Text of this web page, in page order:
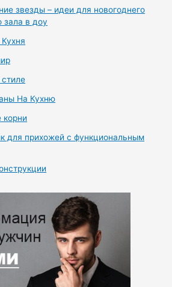
звезды – идеи для новогоднего
зала в доу
На Кухню
корни
для прихожей с функциональным